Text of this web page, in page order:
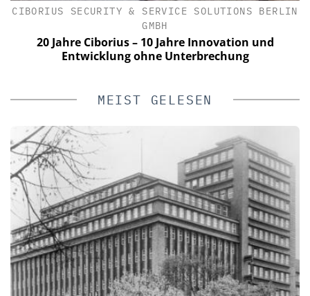
CIBORIUS SECURITY & SERVICE SOLUTIONS BERLIN
GMBH
20 Jahre Ciborius – 10 Jahre Innovation und
Entwicklung ohne Unterbrechung
MEIST GELESEN